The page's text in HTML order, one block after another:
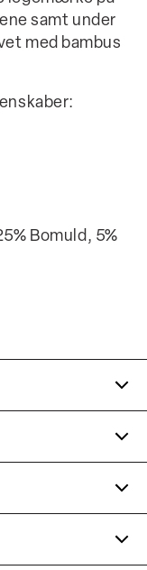
samt under
med bambus
Bomuld, 5%
side.
høj, og har et